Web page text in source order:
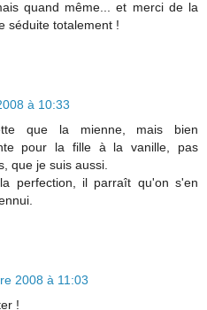
quand même... et merci de la
séduite totalement !
à 10:33
que la mienne, mais bien
pour la fille à la vanille, pas
que je suis aussi.
perfection, il parraît qu'on s'en
2008 à 11:03
!